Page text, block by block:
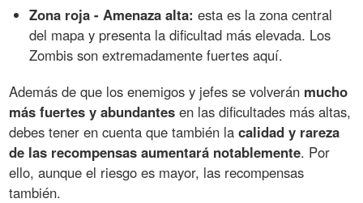
Zona roja - Amenaza alta: esta es la zona central
del mapa y presenta la dificultad más elevada. Los
Zombis son extremadamente fuertes aquí.
Además de que los enemigos y jefes se volverán mucho
más fuertes y abundantes en las dificultades más altas,
debes tener en cuenta que también lacalidad y rareza
de las recompensas aumentará notablemente. Por
ello, aunque el riesgo es mayor, las recompensas
también.